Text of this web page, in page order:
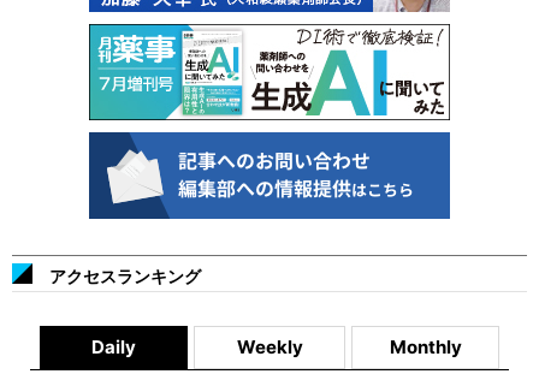
アクセスランキング
Daily Weekly Monthly